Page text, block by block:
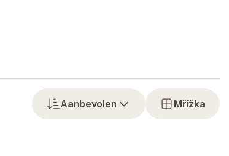
Aanbevolen Mřížka